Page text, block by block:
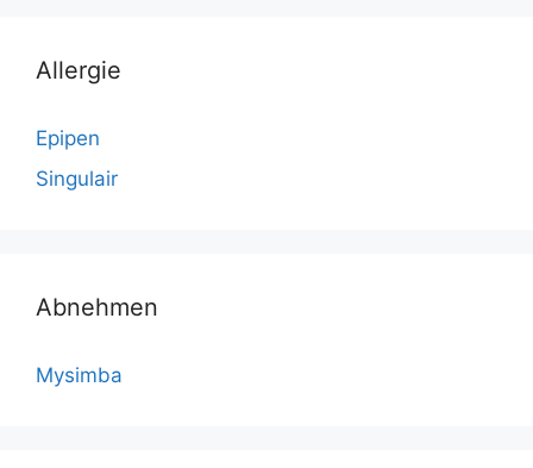
Allergie
Epipen
Singulair
Abnehmen
Mysimba